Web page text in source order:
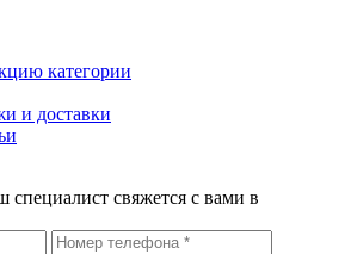
категории
и доставки
специалист свяжется с вами в